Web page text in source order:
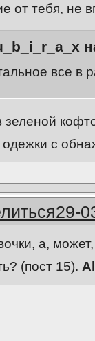
от тебя, не
все в
зеленой
одежки с
29-
а,
(пост 15).